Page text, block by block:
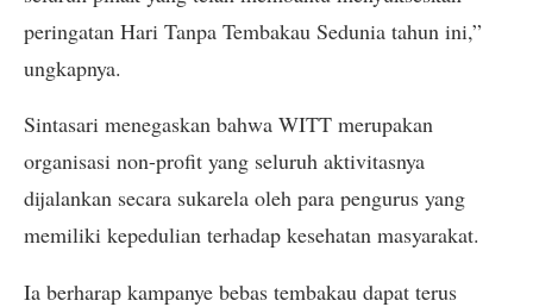
peringatan Hari Tanpa Tembakau Sedunia tahun ini,”
ungkapnya.
Sintasari menegaskan bahwa WITT merupakan
organisasi non-profit yang seluruh aktivitasnya
dijalankan secara sukarela oleh para pengurus yang
memiliki kepedulian terhadap kesehatan masyarakat.
Ia berharap kampanye bebas tembakau dapat terus